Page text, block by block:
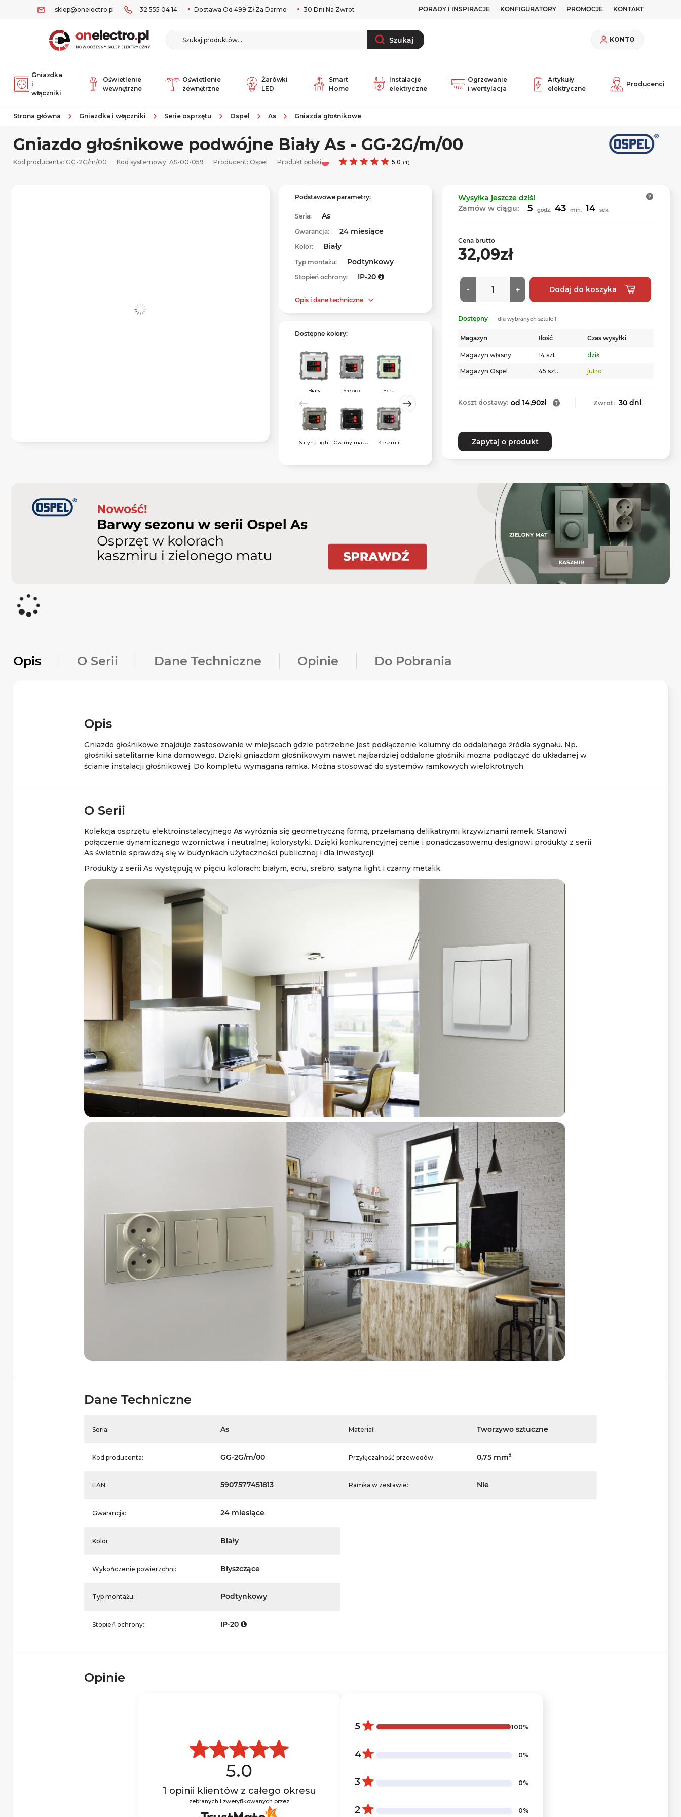
sklep@onelectro.pl 32 555 04 14 Dostawa Od 499 Zł Za Darmo 30 Dni Na Zwrot PORADY I INSPIRACJE KONFIGURATORY PROMOCJE KONTAKT
Szukaj KONTO
Gniazdka
i
włączniki
Oświetlenie
wewnętrzne
Oświetlenie
zewnętrzne
Żarówki
LED
Smart
Home
Instalacje
elektryczne
Ogrzewanie
i wentylacja
Artykuły
elektryczne
Producenci
Strona główna Gniazdka i włączniki Serie osprzętu Ospel As Gniazda głośnikowe
Gniazdo głośnikowe podwójne Biały As - GG-2G/m/00
Kod producenta: GG-2G/m/00 Kod systemowy: AS-00-059 Producent: Ospel Produkt polski 5.0 ( 1 )
Wysyłka jeszcze dziś!
Zamów w ciągu:
5 godz. 43 min. 14 sek.
Cena brutto
32,09zł
Dostępny dla wybranych sztuk: 1
Magazyn Ilość Czas wysyłki
Magazyn własny 14 szt. dziś
Magazyn Ospel 45 szt. jutro
Koszt dostawy: od 14,90zł Zwrot: 30 dni
Zapytaj o produkt
Podstawowe parametry:
Seria: As
Gwarancja: 24 miesiące
Kolor: Biały
Typ montażu: Podtynkowy
Stopień ochrony: IP-20
Opis i dane techniczne
Dostępne kolory:
Biały Srebro Ecru
Satyna light C
zarny matowy Kaszmir
Opis O Serii Dane Techniczne Opinie Do Pobrania
Opis
Gniazdo głośnikowe znajduje zastosowanie w miejscach gdzie potrzebne jest podłączenie kolumny do oddalonego źródła sygnału. Np.
głośniki satelitarne kina domowego. Dzięki gniazdom głośnikowym nawet najbardziej oddalone głośniki można podłączyć do układanej w
ścianie instalacji głośnikowej. Do kompletu wymagana ramka. Można stosować do systemów ramkowych wielokrotnych.
O Serii
Kolekcja osprzętu elektroinstalacyjnego As wyróżnia się geometryczną formą, przełamaną delikatnymi krzywiznami ramek. Stanowi
połączenie dynamicznego wzornictwa i neutralnej kolorystyki. Dzięki konkurencyjnej cenie i ponadczasowemu designowi produkty z serii
As świetnie sprawdzą się w budynkach użyteczności publicznej i dla inwestycji.
Produkty z serii As występują w pięciu kolorach: białym, ecru, srebro, satyna light i czarny metalik.
Dane Techniczne
Seria: As
Kod producenta: GG-2G/m/00
EAN: 5907577451813
Gwarancja: 24 miesiące
Kolor: Biały
Wykończenie powierzchni: Błyszczące
Typ montażu: Podtynkowy
Stopień ochrony: IP-20
Materiał: Tworzywo sztuczne
Przyłączalność przewodów: 0,75 mm²
Ramka w zestawie: Nie
Opinie
5.0
1 opinii klientów z całego okresu
zebranych i zweryfikowanych przez
5 100%
4 0%
3 0%
2 0%